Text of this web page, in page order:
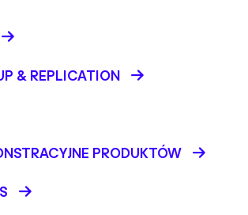
&REPLICATION
PRODUKTÓW